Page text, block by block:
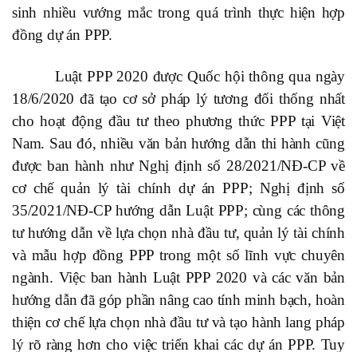
sinh nhiều vướng mắc trong quá trình thực hiện hợp
đồng dự án PPP.
Luật PPP 2020 được Quốc hội thông qua ngày
18/6/2020 đã tạo cơ sở pháp lý tương đối thống nhất
cho hoạt động đầu tư theo phương thức PPP tại Việt
Nam. Sau đó, nhiều văn bản hướng dẫn thi hành cũng
được ban hành như Nghị định số 28/2021/NĐ-CP về
cơ chế quản lý tài chính dự án PPP; Nghị định số
35/2021/NĐ-CP hướng dẫn Luật PPP; cùng các thông
tư hướng dẫn về lựa chọn nhà đầu tư, quản lý tài chính
và mẫu hợp đồng PPP trong một số lĩnh vực chuyên
ngành. Việc ban hành Luật PPP 2020 và các văn bản
hướng dẫn đã góp phần nâng cao tính minh bạch, hoàn
thiện cơ chế lựa chọn nhà đầu tư và tạo hành lang pháp
lý rõ ràng hơn cho việc triển khai các dự án PPP. Tuy